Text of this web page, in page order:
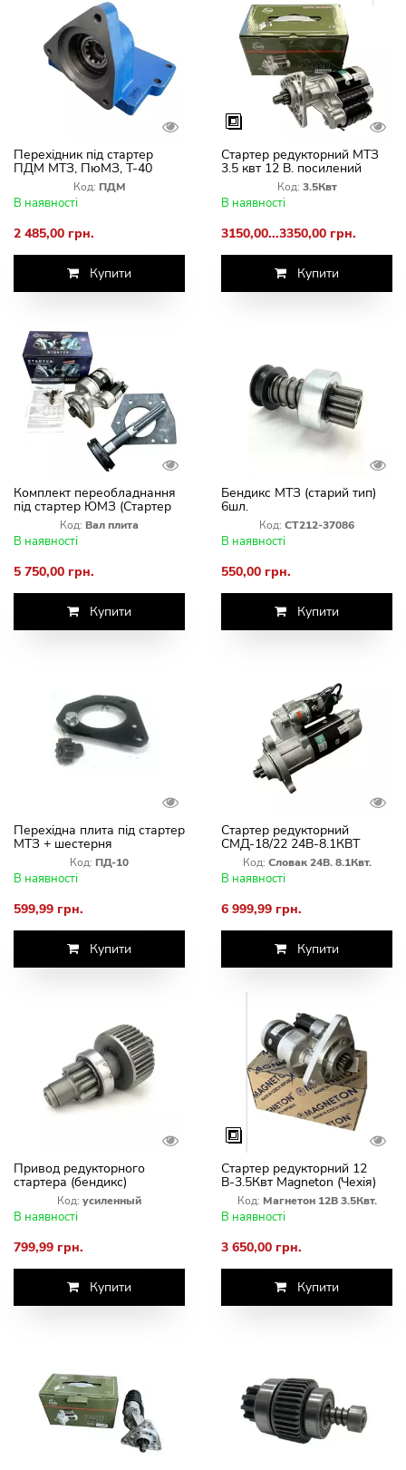
Перехідник під стартер
ПДМ МТЗ, ПюМЗ, Т-40
(посилений на два
підшипники)Код: ПДМ
В наявності
2 485,00 грн.
Купити
Стартер редукторний МТЗ
3.5 квт 12 В. посилений
Словаччина
Код: 3.5Квт
В наявності
3150,00...3350,00 грн.
Купити
Комплект переобладнання
під стартер ЮМЗ (Стартер
3.2+Вал, Плита, Заглушка)
Код: Вал плита
В наявності
5 750,00 грн.
Купити
Бендикс МТЗ (старий тип)
6шл.
Код: СТ212-37086
В наявності
550,00 грн.
Купити
Перехідна плита під стартер
МТЗ + шестерня
Код: ПД-10
В наявності
599,99 грн.
Купити
Стартер редукторний
СМД-18/22 24В-8.1КВТ
Slovak комбайна НІВА СК-5
Код: Словак 24В. 8.1Квт.
В наявності
6 999,99 грн.
Купити
Привод редукторного
стартера (бендикс)
підсилень (МТЗ,
ПЮМЗ.Т-40,Т-25)
Код: усиленный
В наявності
799,99 грн.
Купити
Стартер редукторний 12
В-3.5Квт Magneton (Чехія)
МТЗ, ПюМЗ,Т40
Код: Магнетон 12В 3.5Квт.
В наявності
3 650,00 грн.
Купити